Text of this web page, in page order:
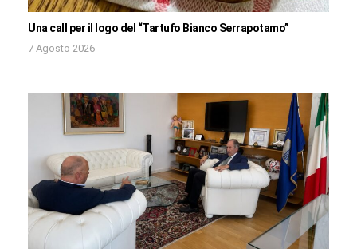
Una call per il logo del “Tartufo Bianco Serrapotamo”
7 Agosto 2026